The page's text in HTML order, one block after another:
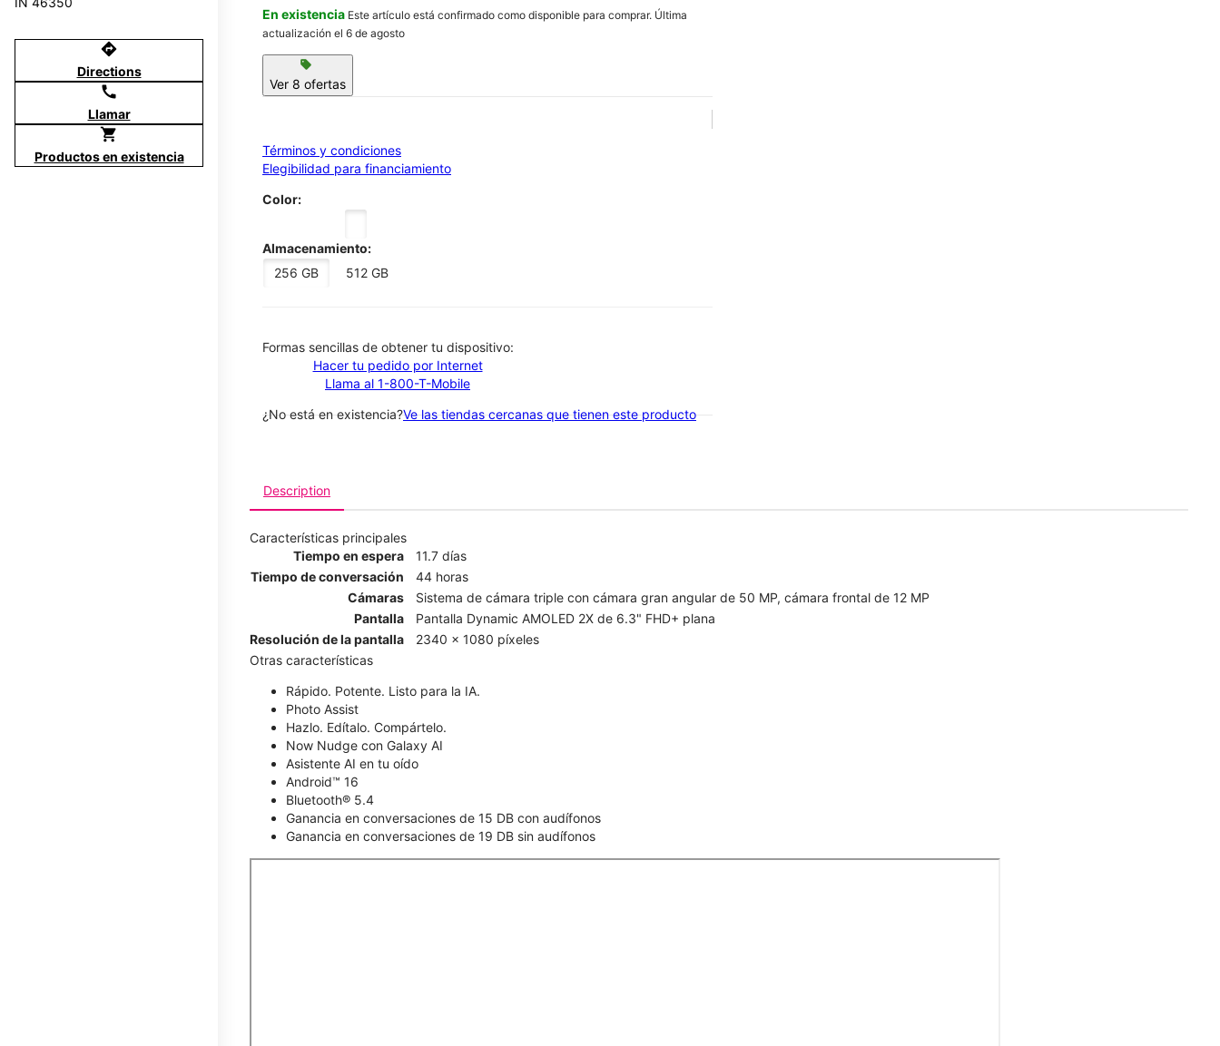
directions
Directions
call
Llamar
shopping_cart
Productos en existencia
En existencia Este artículo está confirmado como disponible para comprar. Última
actualización el 6 de agosto
sell
Ver 8 ofertas
Términos y condiciones
Elegibilidad para financiamiento
Color:
Almacenamiento:
256 GB
512 GB
​​​​​​​Formas sencillas de obtener tu dispositivo:
Hacer tu pedido por Internet
Llama al 1-800-T-Mobile
¿No está en existencia?Ve las tiendas cercanas que tienen este producto
Description
Características principales
Tiempo en espera
11.7 días
Tiempo de conversación
44 horas
Cámaras
Sistema de cámara triple con cámara gran angular de 50 MP, cámara frontal de 12 MP
Pantalla
Pantalla Dynamic AMOLED 2X de 6.3" FHD+ plana
Resolución de la pantalla
2340 x 1080 píxeles
Otras características
Rápido. Potente. Listo para la IA.
Photo Assist
Hazlo. Edítalo. Compártelo.
Now Nudge con Galaxy AI
Asistente AI en tu oído
Android™ 16
Bluetooth® 5.4
Ganancia en conversaciones de 15 DB con audífonos
Ganancia en conversaciones de 19 DB sin audífonos